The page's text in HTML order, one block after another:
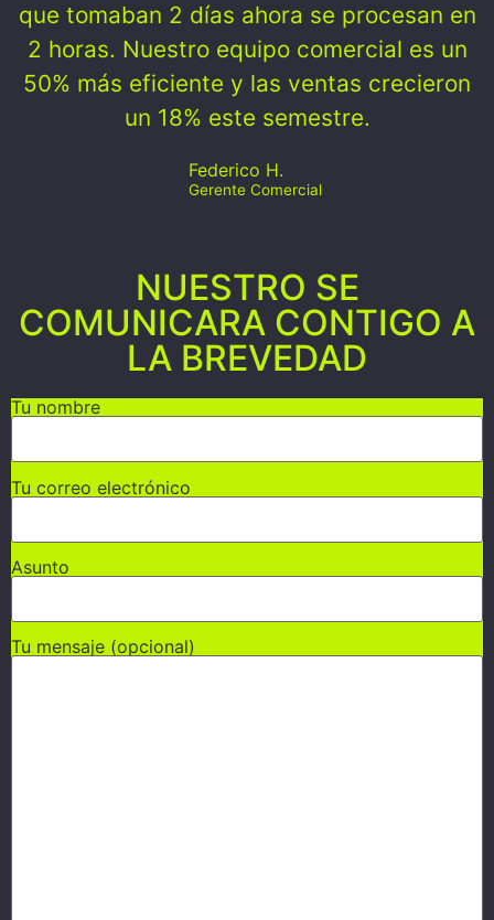
que tomaban 2 días ahora se procesan en
2 horas. Nuestro equipo comercial es un
50% más eficiente y las ventas crecieron
un 18% este semestre.
Federico H.
Gerente Comercial
NUESTRO SE
COMUNICARA CONTIGO A
LA BREVEDAD
Tu nombre
Tu correo electrónico
Asunto
Tu mensaje (opcional)